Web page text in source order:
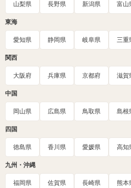
山梨県 長野県 新潟県 富山
東海
愛知県 静岡県 岐阜県 三重
関西
大阪府 兵庫県 京都府 滋賀
中国
岡山県 広島県 鳥取県 島根
四国
徳島県 香川県 愛媛県 高知
九州・沖縄
福岡県 佐賀県 長崎県 熊本